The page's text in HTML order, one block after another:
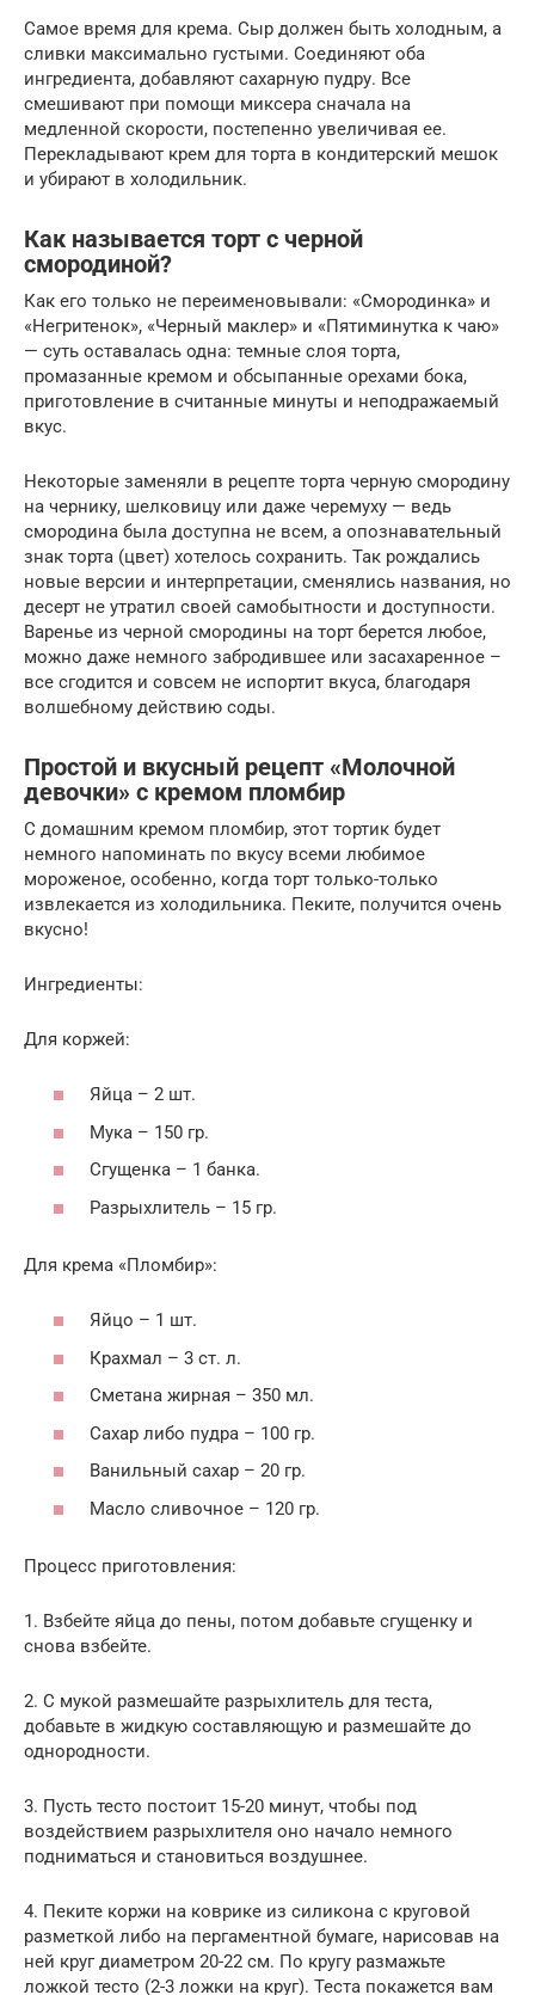
Самое время для крема. Сыр должен быть холодным, а
сливки максимально густыми. Соединяют оба
ингредиента, добавляют сахарную пудру. Все
смешивают при помощи миксера сначала на
медленной скорости, постепенно увеличивая ее.
Перекладывают крем для торта в кондитерский мешок
и убирают в холодильник.
Как называется торт с черной
смородиной?
Как его только не переименовывали: «Смородинка» и
«Негритенок», «Черный маклер» и «Пятиминутка к чаю»
— суть оставалась одна: темные слоя торта,
промазанные кремом и обсыпанные орехами бока,
приготовление в считанные минуты и неподражаемый
вкус.
Некоторые заменяли в рецепте торта черную смородину
на чернику, шелковицу или даже черемуху — ведь
смородина была доступна не всем, а опознавательный
знак торта (цвет) хотелось сохранить. Так рождались
новые версии и интерпретации, сменялись названия, но
десерт не утратил своей самобытности и доступности.
Варенье из черной смородины на торт берется любое,
можно даже немного забродившее или засахаренное –
все сгодится и совсем не испортит вкуса, благодаря
волшебному действию соды.
Простой и вкусный рецепт «Молочной
девочки» с кремом пломбир
С домашним кремом пломбир, этот тортик будет
немного напоминать по вкусу всеми любимое
мороженое, особенно, когда торт только-только
извлекается из холодильника. Пеките, получится очень
вкусно!
Ингредиенты:
Для коржей:
Яйца – 2 шт.
Мука – 150 гр.
Сгущенка – 1 банка.
Разрыхлитель – 15 гр.
Для крема «Пломбир»:
Яйцо – 1 шт.
Крахмал – 3 ст. л.
Сметана жирная – 350 мл.
Сахар либо пудра – 100 гр.
Ванильный сахар – 20 гр.
Масло сливочное – 120 гр.
Процесс приготовления:
1. Взбейте яйца до пены, потом добавьте сгущенку и
снова взбейте.
2. С мукой размешайте разрыхлитель для теста,
добавьте в жидкую составляющую и размешайте до
однородности.
3. Пусть тесто постоит 15-20 минут, чтобы под
воздействием разрыхлителя оно начало немного
подниматься и становиться воздушнее.
4. Пеките коржи на коврике из силикона с круговой
разметкой либо на пергаментной бумаге, нарисовав на
ней круг диаметром 20-22 см. По кругу размажьте
ложкой тесто (2-3 ложки на круг). Теста покажется вам